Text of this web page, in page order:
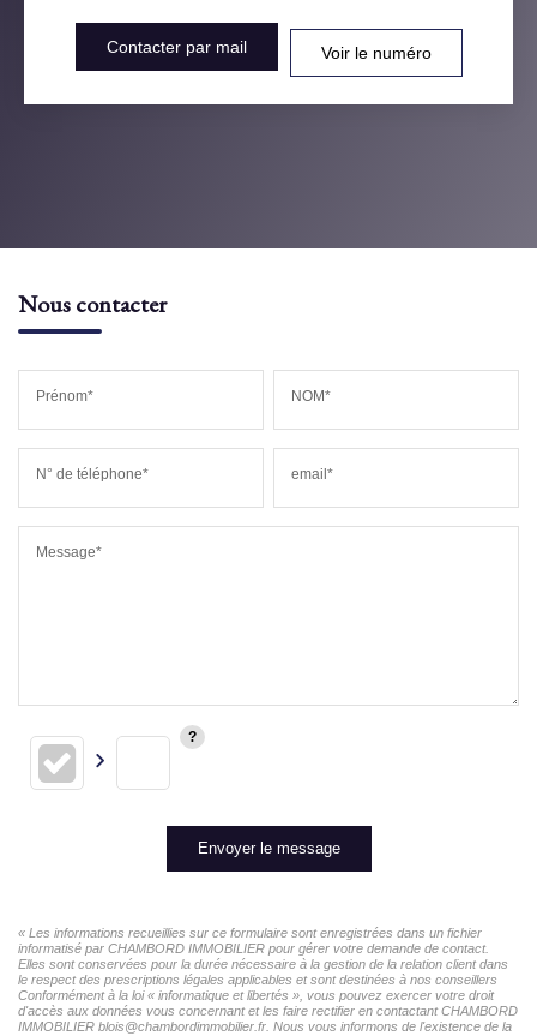
Contacter par mail Voir le numéro
Nous contacter
Prénom* NOM*
N° de téléphone* email*
Message*
Envoyer le message
« Les informations recueillies sur ce formulaire sont enregistrées dans un fichier
informatisé par CHAMBORD IMMOBILIER pour gérer votre demande de contact.
Elles sont conservées pour la durée nécessaire à la gestion de la relation client dans
le respect des prescriptions légales applicables et sont destinées à nos conseillers
Conformément à la loi « informatique et libertés », vous pouvez exercer votre droit
d'accès aux données vous concernant et les faire rectifier en contactant CHAMBORD
IMMOBILIER blois@chambordimmobilier.fr. Nous vous informons de l'existence de la